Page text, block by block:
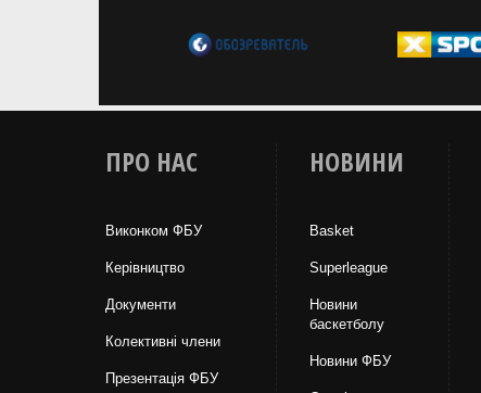
ПРО НАС
Виконком ФБУ
Керівництво
Документи
Колективні члени
Презентація ФБУ
НОВИНИ
Basket
Superleague
Новини
баскетболу
Новини ФБУ